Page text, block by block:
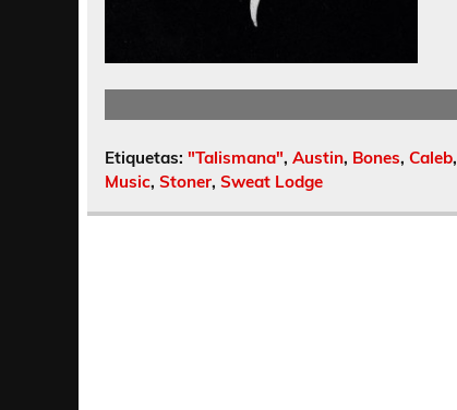
Etiquetas: "Talismana", Austin, Bones, Caleb,
Music, Stoner, Sweat Lodge